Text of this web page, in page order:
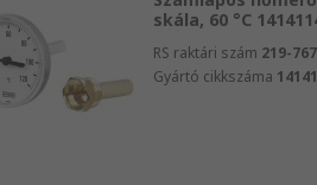
skála, 60 °C
RS raktári szám 219-
Gyártó cikkszáma